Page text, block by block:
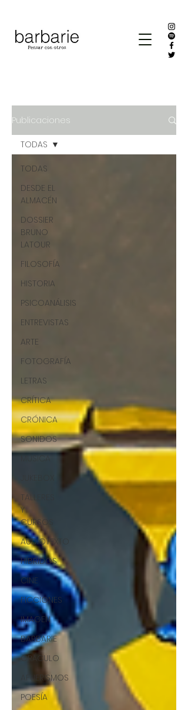
Publicaciones
TODAS
DESDE EL
ALMACÉN
DOSSIER
BRUNO
LATOUR
FILOSOFÍA
HISTORIA
PSICOANÁLISIS
ENTREVISTAS
ARTE
FOTOGRAFÍA
LETRAS
CRÍTICA
CRÓNICA
SONIDOS
TALLERES
Y
CURSOS
AUDIOTEXTO
HÍBRIDOS
CINE
FICCIONES
IMAGEN
BARBARIE
ORÁCULO
AFUERISMOS
POESÍA
TODAS